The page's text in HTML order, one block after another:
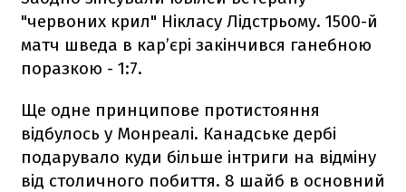
"червоних крил" Нікласу Лідстрьому. 1500-й
матч шведа в кар’єрі закінчився ганебною
поразкою - 1:7.
Ще одне принципове протистояння
відбулось у Монреалі. Канадське дербі
подарувало куди більше інтриги на відміну
від столичного побиття. 8 шайб в основний